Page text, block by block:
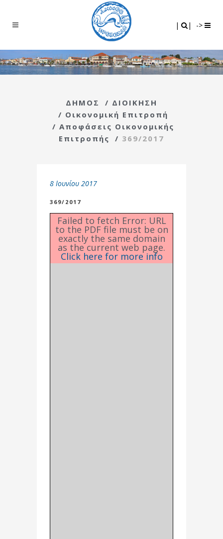
| | ->
ΔΗΜΟΣ / ΔΙΟΙΚΗΣΗ
/ Οικονομική Επιτροπή
/ Αποφάσεις Οικονομικής
Επιτροπής
/ 369/2017
8 Ιουνίου 2017
369/2017
Failed to fetch Error: URL
to the PDF file must be on
exactly the same domain
as the current web page.
Click here for more info